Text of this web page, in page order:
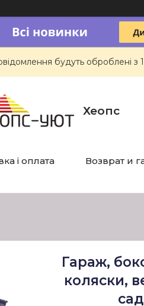
будуть оброблені
Хеопс
і оплата Возврат и
Гараж,
коляски,